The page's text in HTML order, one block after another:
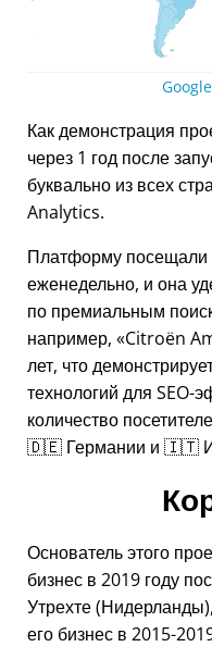
Как демонстрация
через 1 год после
буквально из всех
Analytics.
Платформу посещали
еженедельно, и она
по премиальным
например,
Citroën
лет, что
технологий для
количество
🇩🇪 Германии и 🇮🇹
Основатель этого
бизнес в 2019 году
Утрехте
его бизнес в 2015-